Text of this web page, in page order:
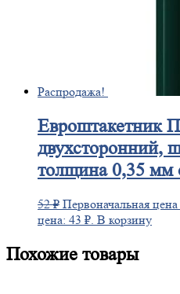
Распродажа!
Евроштакетник
двухсторонний,
толщина 0,35
52₽ Первоначальная цена
цена: 43 ₽. В корзину
Похожие товары